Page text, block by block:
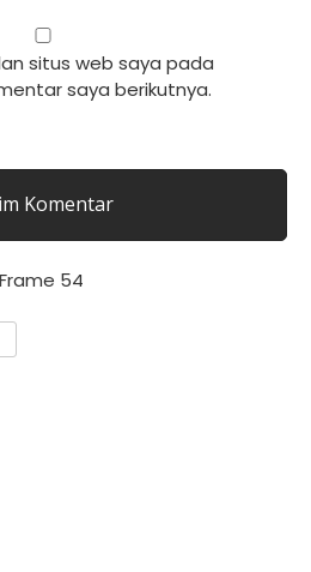
situs web saya pada
saya berikutnya.
Frame 54